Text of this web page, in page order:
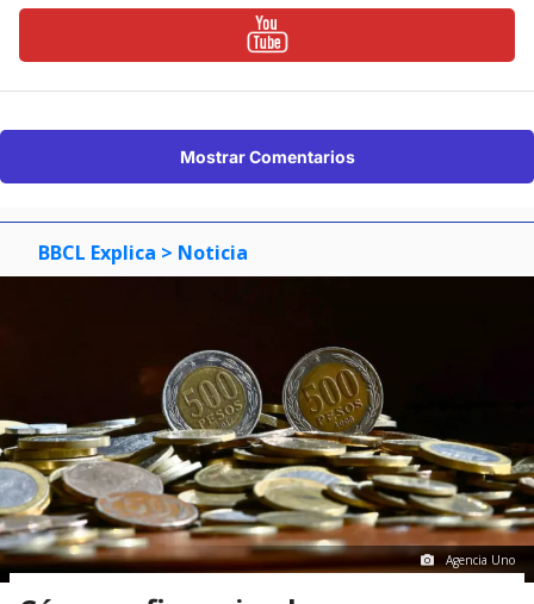
Mostrar Comentarios
BBCL Explica > Noticia
Agencia Uno